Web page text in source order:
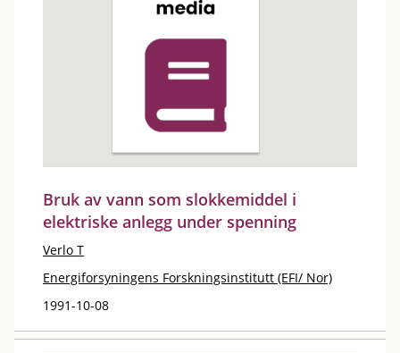
Bruk av vann som slokkemiddel i
elektriske anlegg under spenning
Verlo T
Energiforsyningens Forskningsinstitutt (EFI/ Nor)
1991-10-08